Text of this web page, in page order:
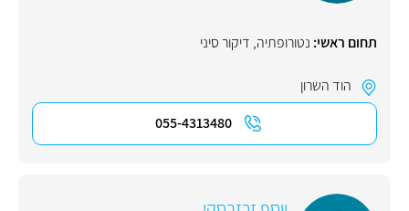
תחום ראשי: נטורופתיה, דיקור סיני
הוד השרון
055-4313480